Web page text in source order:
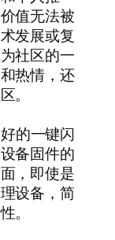
值无法被
发展或复
社区的一
热情，还
。
的一键闪
备固件的
，即使是
设备，简
。